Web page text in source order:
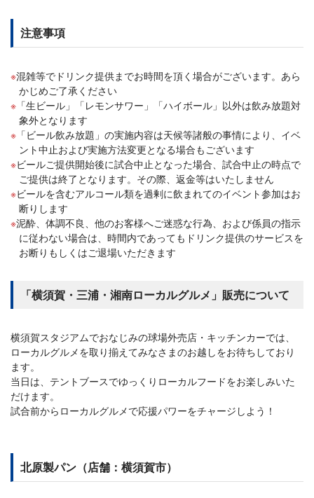
注意事項
混雑等でドリンク提供までお時間を頂く場合がございます。あら
かじめご了承ください
「生ビール」「レモンサワー」「ハイボール」以外は飲み放題対
象外となります
「ビール飲み放題」の実施内容は天候等諸般の事情により、イベ
ント中止および実施方法変更となる場合もございます
ビールご提供開始後に試合中止となった場合、試合中止の時点で
ご提供は終了となります。その際、返金等はいたしません
ビールを含むアルコール類を過剰に飲まれてのイベント参加はお
断りします
泥酔、体調不良、他のお客様へご迷惑な行為、および係員の指示
に従わない場合は、時間内であってもドリンク提供のサービスを
お断りもしくはご退場いただきます
「横須賀・三浦・湘南ローカルグルメ」販売について
横須賀スタジアムでおなじみの球場外売店・キッチンカーでは、
ローカルグルメを取り揃えてみなさまのお越しをお待ちしており
ます。
当日は、テントブースでゆっくりローカルフードをお楽しみいた
だけます。
試合前からローカルグルメで応援パワーをチャージしよう！
北原製パン（店舗：横須賀市）